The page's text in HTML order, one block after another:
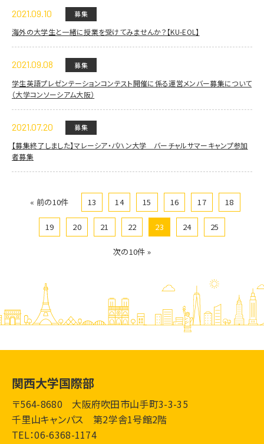
2021.09.10 募集
海外の大学生と一緒に授業を受けてみませんか？【KU-EOL】
2021.09.08 募集
学生英語プレゼンテーションコンテスト開催に係る運営メンバー募集について
（大学コンソーシアム大阪）
2021.07.20 募集
【募集終了しました】マレーシア・パハン大学 バーチャルサマーキャンプ参加
者募集
« 前の10件 13 14 15 16 17 18
19 20 21 22 23 24 25
次の10件 »
関西大学国際部
〒564-8680 大阪府吹田市山手町3-3-35
千里山キャンパス 第2学舎1号館2階
TEL：06-6368-1174